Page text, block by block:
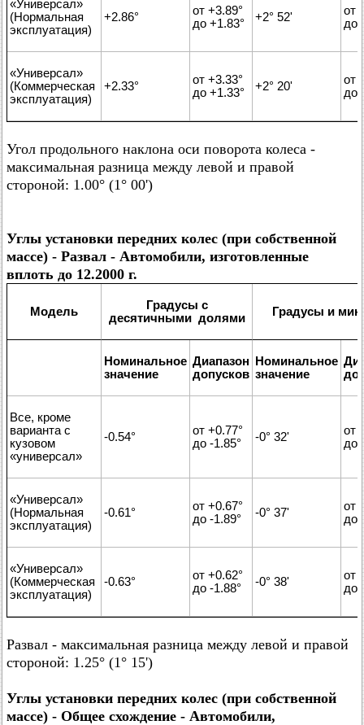
«Универсал»
(Нормальная
эксплуатация)
+2.86°
от +3.89°
до +1.83°
+2° 52'
от
до
«Универсал»
(Коммерческая
эксплуатация)
+2.33°
от +3.33°
до +1.33°
+2° 20'
от
до
Угол продольного наклона оси поворота колеса -
максимальная разница между левой и правой
стороной: 1.00° (1° 00')
Углы установки передних колес (при собственной
массе) - Развал - Автомобили, изготовленные
вплоть до 12.2000 г.
Модель
Градусы с
десятичными долями
Градусы и
Номинальное
значение
Диапазон
допусков
Номинальное
значение
Все, кроме
варианта с
кузовом
«универсал»
-0.54°
от +0.77°
до -1.85°
-0° 32'
от
до
«Универсал»
(Нормальная
эксплуатация)
-0.61°
от +0.67°
до -1.89°
-0° 37'
от
до
«Универсал»
(Коммерческая
эксплуатация)
-0.63°
от +0.62°
до -1.88°
-0° 38'
от
до
Развал - максимальная разница между левой и правой
стороной: 1.25° (1° 15')
Углы установки передних колес (при собственной
массе) - Общее схождение - Автомобили,